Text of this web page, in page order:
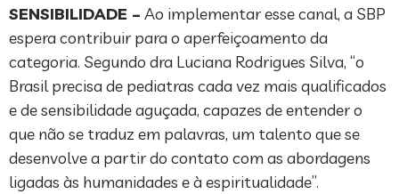
SENSIBILIDADE – Ao implementar esse canal, a SBP
espera contribuir para o aperfeiçoamento da
categoria. Segundo dra Luciana Rodrigues Silva, “o
Brasil precisa de pediatras cada vez mais qualificados
e de sensibilidade aguçada, capazes de entender o
que não se traduz em palavras, um talento que se
desenvolve a partir do contato com as abordagens
ligadas às humanidades e à espiritualidade”.